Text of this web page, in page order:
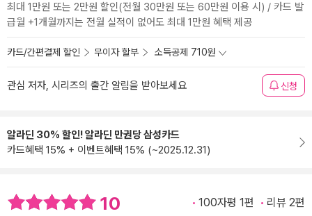
최대 1만원 또는 2만원 할인(전월 30만원 또는 60만원 이용 시) / 카드 발
급월 +1개월까지는 전월 실적이 없어도 최대 1만원 혜택 제공
카드/간편결제 할인 무이자 할부 소득공제 710원
관심 저자, 시리즈의 출간 알림을 받아보세요 신청
알라딘 30% 할인! 알라딘 만권당 삼성카드
카드혜택 15% + 이벤트혜택 15% (~2025.12.31)
10 100자평 1편 리뷰 2편